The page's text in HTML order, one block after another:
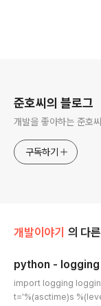
준호씨의 블로그
개발을 좋아하는 준호
구독하기
개발이야기 의 다
python - logging
import logging
t='%(asctime)s